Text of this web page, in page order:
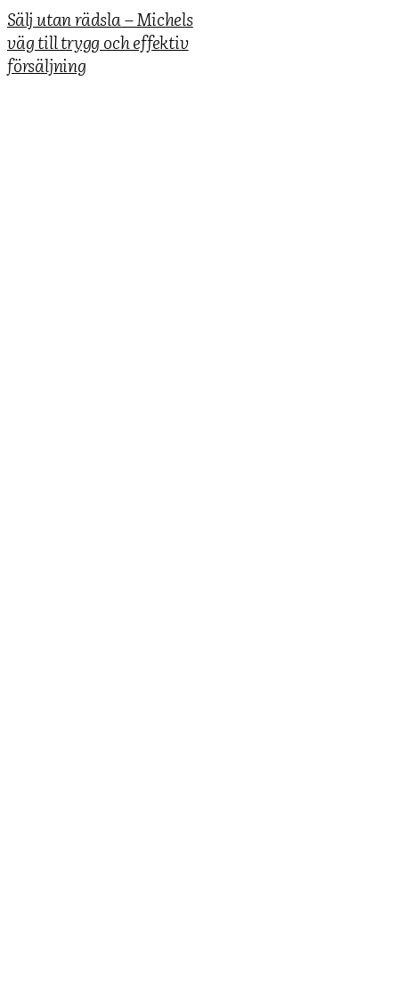
Sälj utan rädsla – Michels
väg till trygg och effektiv
försäljning